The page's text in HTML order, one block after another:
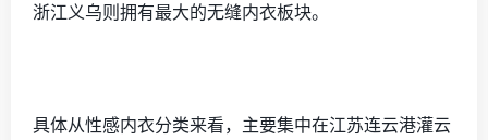
浙江义乌则拥有最大的无缝内衣板块。
具体从性感内衣分类来看，主要集中在江苏连云港灌云